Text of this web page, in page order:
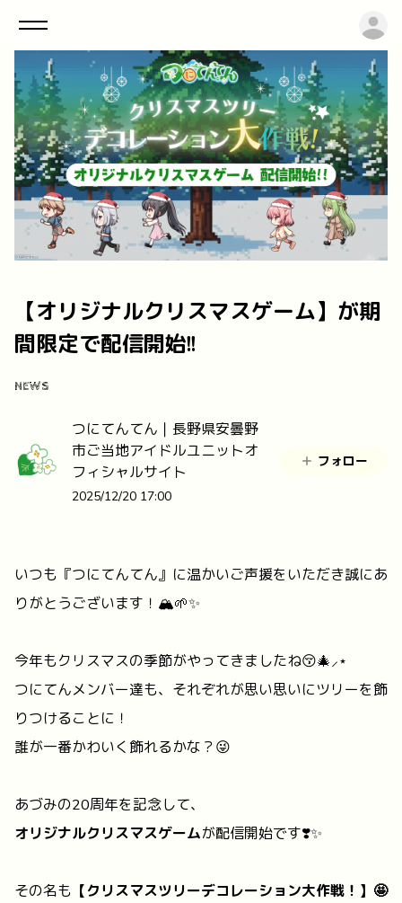
【オリジナルクリスマスゲーム】が期
間限定で配信開始!!
NEWS
つにてんてん｜長野県安曇野
市ご当地アイドルユニットオ
フィシャルサイト
2025/12/20 17:00
フォロー
いつも『つにてんてん』に温かいご声援をいただき誠にあ
りがとうございます！🏔️🌱✨
今年もクリスマスの季節がやってきましたね😚🎄⸝⋆
つにてんメンバー達も、それぞれが思い思いにツリーを飾
りつけることに！
誰が一番かわいく飾れるかな？😜
あづみの20周年を記念して、
オリジナルクリスマスゲームが配信開始です❣️✨
その名も 【クリスマスツリーデコレーション大作戦！】🤩